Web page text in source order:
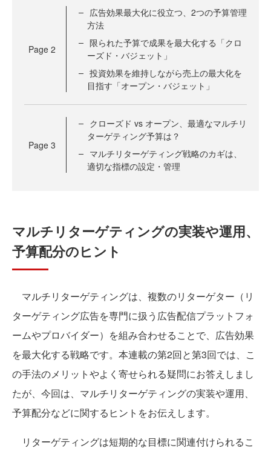
Page 2
広告効果最大化に役立つ、2つの予算管理
方法
限られた予算で成果を最大化する「クロ
ーズド・バジェット」
投資効果を維持しながら売上の最大化を
目指す「オープン・バジェット」
Page 3
クローズド vs オープン、最適なマルチリ
ターゲティング予算は？
マルチリターゲティング戦略のカギは、
適切な指標の設定・管理
マルチリターゲティングの実装や運用、
予算配分のヒント
マルチリターゲティングは、複数のリターゲター（リ
ターゲティング広告を専門に扱う広告配信プラットフォ
ームやプロバイダー）を組み合わせることで、広告効果
を最大化する戦略です。本連載の第2回と第3回では、こ
の手法のメリットやよく寄せられる疑問にお答えしまし
たが、今回は、マルチリターゲティングの実装や運用、
予算配分などに関するヒントをお伝えします。
リターゲティングは短期的な目標に関連付けられるこ